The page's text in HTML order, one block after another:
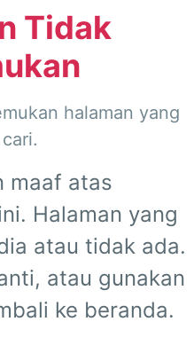
Tidak
halaman yang
maaf atas
Halaman yang
atau tidak ada.
atau gunakan
ke beranda.